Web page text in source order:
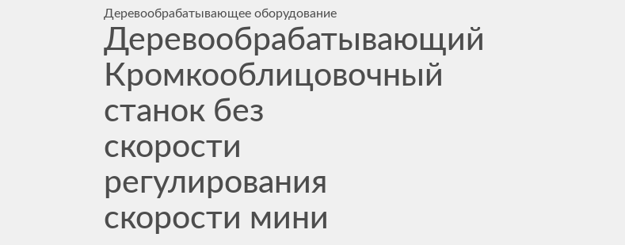
Деревообрабатывающее оборудование
Деревообрабатывающий
Кромкооблицовочный
станок без
скорости
регулирования
скорости мини